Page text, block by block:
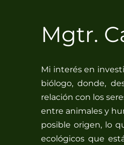
Mgtr.
Mi interés en
biólogo, donde,
relación con los
entre animales y
posible origen, lo
ecológicos que